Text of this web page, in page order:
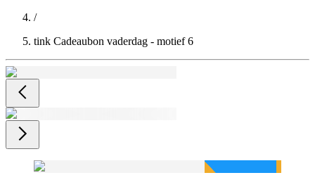
/
tink Cadeaubon vaderdag - motief 6